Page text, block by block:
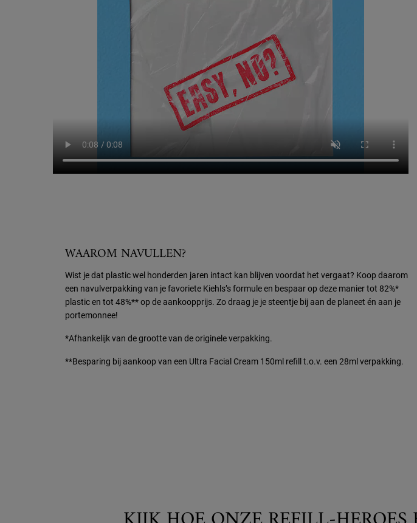
WAAROM NAVULLEN?
Wist je dat plastic wel honderden jaren intact kan blijven voordat het vergaat? Koop daarom
een navulverpakking van je favoriete Kiehls’s formule en bespaar op deze manier tot 82%*
plastic en tot 48%** op de aankoopprijs. Zo draag je je steentje bij aan de planeet én aan je
portemonnee! ​
*Afhankelijk van de grootte van de originele verpakking. ​
**Besparing bij aankoop van een Ultra Facial Cream 150ml refill t.o.v. een 28ml verpakking.